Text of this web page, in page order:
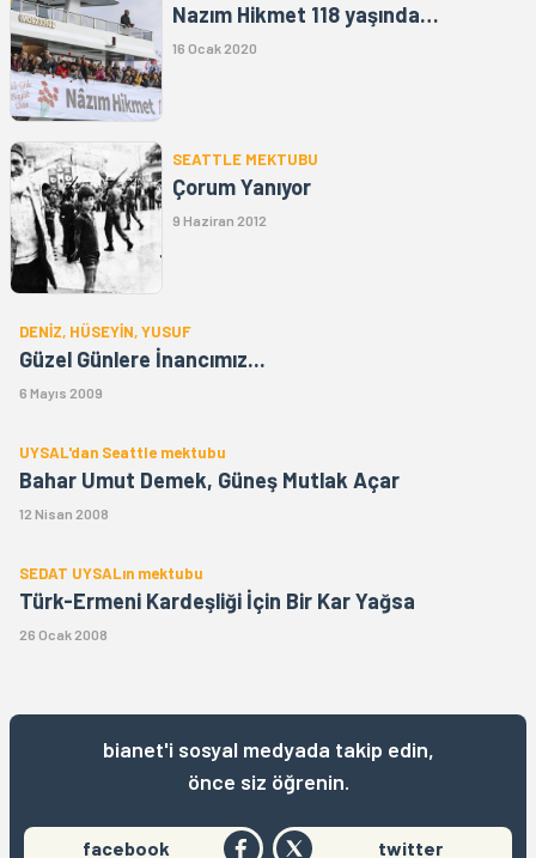
Nazım Hikmet 118 yaşında…
16 Ocak 2020
SEATTLE MEKTUBU
Çorum Yanıyor
9 Haziran 2012
DENİZ, HÜSEYİN, YUSUF
Güzel Günlere İnancımız...
6 Mayıs 2009
UYSAL'dan Seattle mektubu
Bahar Umut Demek, Güneş Mutlak Açar
12 Nisan 2008
SEDAT UYSALın mektubu
Türk-Ermeni Kardeşliği İçin Bir Kar Yağsa
26 Ocak 2008
bianet'i sosyal medyada takip edin,
önce siz öğrenin.
facebook twitter